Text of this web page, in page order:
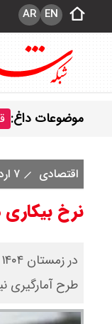
EN
AR
موضوعات داغ:
اقتصادی ۷ اردیبهشت ۱۴۰۵
نرخ بیکاری در
طرح آمارگیری نیروی‌ کار زمستان